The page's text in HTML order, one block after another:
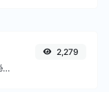
Le moyen le plus simple de sélectionner une couleur dans le cercle chromatique et d'obtenir les résultats dans n'importe quel format.
2,279